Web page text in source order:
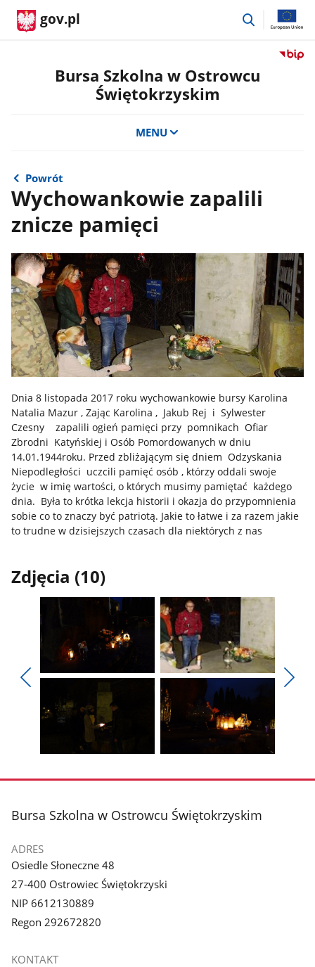
gov.pl
przejdź
Przejdź
Bursa Szkolna w Ostrowcu
Świętokrzyskim
MENU
Powrót
Wychowankowie zapalili
znicze pamięci
Dnia 8 listopada 2017 roku wychowankowie bursy Karolina
Natalia Mazur , Zając Karolina , Jakub Rej i Sylwester
Czesny zapalili ogień pamięci przy pomnikach Ofiar
Zbrodni Katyńskiej i Osób Pomordowanych w dniu
14.01.1944roku. Przed zbliżającym się dniem Odzyskania
Niepodległości uczcili pamięć osób , którzy oddali swoje
życie w imię wartości, o których musimy pamiętać każdego
dnia. Była to krótka lekcja historii i okazja do przypomnienia
sobie co to znaczy być patriotą. Jakie to łatwe i za razem jakie
to trudne w dzisiejszych czasach dla niektórych z nas
Zdjęcia (10)
poprzednie
zdjęcia
Pokaż
1
Pokaż
zdjęcie
2
z
zdjęcie
galerii.
zdjęcie
galerii.
stopka
Bursa Szkolna w Ostrowcu Świętokrzyskim
ADRES
Osiedle Słoneczne 48
27-400 Ostrowiec Świętokrzyski
NIP 6612130889
Regon 292672820
KONTAKT